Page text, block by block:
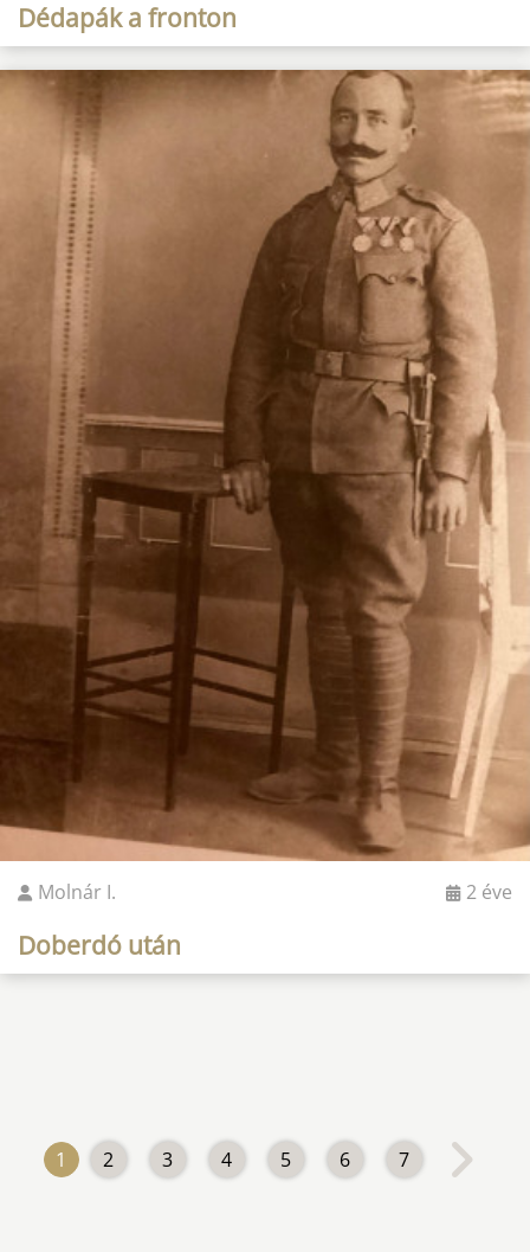
Dédapák a fronton
Molnár I. 2 éve
Doberdó után
1 2 3 4 5 6 7